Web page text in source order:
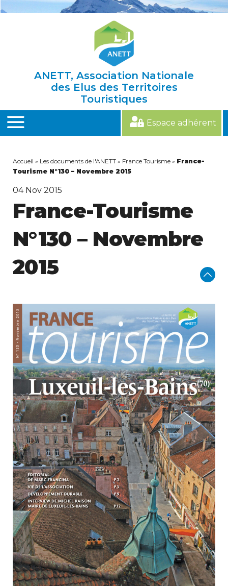
ANETT, Association Nationale
des Elus des Territoires
Touristiques
MENU
Espace adhérent
Accueil » Les documents de l'ANETT » France Tourisme » France-
Tourisme N°130 – Novembre 2015
04Nov 2015
France-Tourisme
N°130 – Novembre
2015